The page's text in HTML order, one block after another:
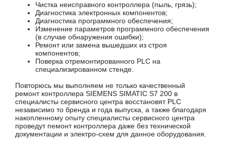
Чистка неисправного контроллера (пыль, грязь);
Диагностика электронных компонентов;
Диагностика программного обеспечения;
Изменение параметров программного обеспечения
(в случае обнаружения ошибки);
Ремонт или замена вышедших из строя
компонентов;
Поверка отремонтированного PLC на
специализированном стенде.
Повторюсь мы выполняем не только качественный
ремонт контроллера SIEMENS SIMATIC S7 200 в
специалисты сервисного центра восстановят PLC
независимо то бренда и года выпуска, а также благодаря
накопленному опыту специалисты сервисного центра
проведут пемонт контроллера даже без технической
документации и электро-схем для данное оборудования.